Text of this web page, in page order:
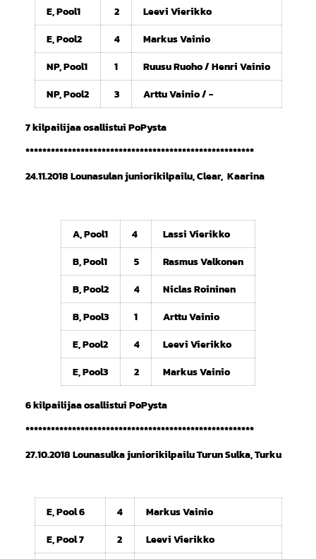
E, Pool1
2
Leevi Vierikko
E, Pool2
4
Markus Vainio
NP, Pool1
1
Ruusu Ruoho / Henri Vainio
NP, Pool2
3 Arttu Vainio / -
7 kilpailijaa osallistui PoPysta
******************************************************
24.11.2018 Lounasulan juniorikilpailu, Clear, Kaarina
A, Pool1 4
Lassi Vierikko
B, Pool1
5
Rasmus Valkonen
B, Pool2
4
Niclas Roininen
B, Pool3
1
Arttu Vainio
E, Pool2
4
Leevi Vierikko
E, Pool3
2 Markus Vainio
6 kilpailijaa osallistui PoPysta
******************************************************
27.10.2018 Lounasulka juniorikilpailu Turun Sulka, Turku
E, Pool 6 4
Markus Vainio
E, Pool 7
2
Leevi Vierikko